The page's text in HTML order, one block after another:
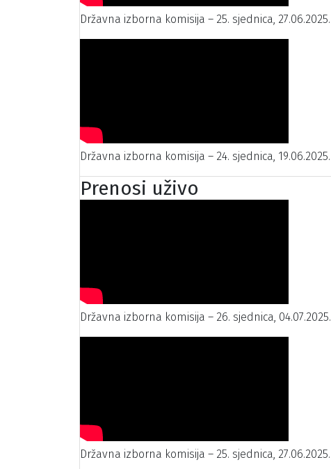
Državna izborna komisija – 25. sjednica, 27.06.2025.
Državna izborna komisija – 24. sjednica, 19.06.2025.
Prenosi uživo
Državna izborna komisija – 26. sjednica, 04.07.2025.
Državna izborna komisija – 25. sjednica, 27.06.2025.